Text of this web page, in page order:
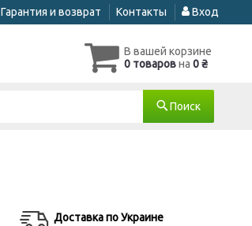
Гарантия и возврат Контакты Вход
В вашей корзине
0 товаровна 0 ₴
Поиск
Доставка по Украине